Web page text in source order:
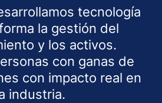
tecnología
la gestión del
y los activos.
con ganas de
con impacto real en
industria.